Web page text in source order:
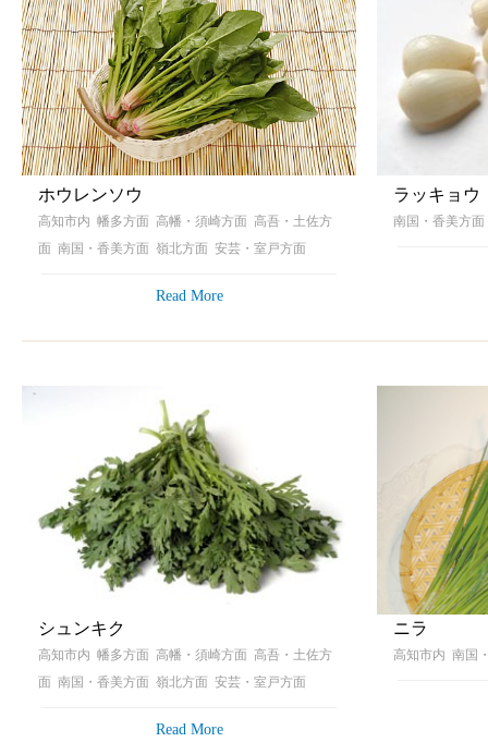
ホウレンソウ
高知市内 幡多方面 高幡・須崎方面 高吾・土佐方
面 南国・香美方面 嶺北方面 安芸・室戸方面
Read More
ラッキョウ
南国・香美方
シュンキク
高知市内 幡多方面 高幡・須崎方面 高吾・土佐方
面 南国・香美方面 嶺北方面 安芸・室戸方面
Read More
ニラ
高知市内 南国